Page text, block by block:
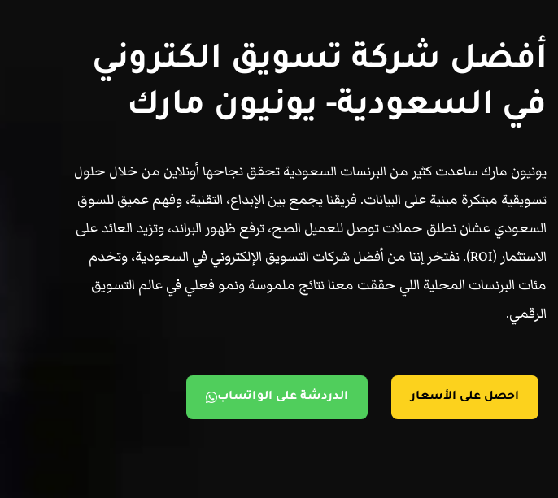
أفضل شركة تسويق الكتروني
في السعودية- يونيون مارك
يونيون مارك ساعدت كثير من البرنسات السعودية تحقق نجاحها أونلاين من خلال حلول
تسويقية مبتكرة مبنية على البيانات. فريقنا يجمع بين الإبداع، التقنية، وفهم عميق للسوق
السعودي عشان نطلق حملات توصل للعميل الصح، ترفع ظهور البراند، وتزيد العائد على
الاستثمار (ROI). نفتخر إننا من أفضل شركات التسويق الإلكتروني في السعودية، وتخدم
مئات البرنسات المحلية اللي حققت معنا نتائج ملموسة ونمو فعلي في عالم التسويق
الرقمي.
احصل على الأسعار الدردشة على الواتساب